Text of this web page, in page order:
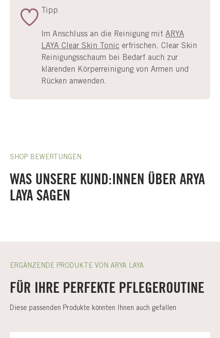
Tipp
Im Anschluss an die Reinigung mit ARYA
LAYA Clear Skin Tonic erfrischen. Clear Skin
Reinigungsschaum bei Bedarf auch zur
klärenden Körperreinigung von Armen und
Rücken anwenden.
SHOP BEWERTUNGEN
WAS UNSERE KUND:INNEN ÜBER ARYA
LAYA SAGEN
ERGÄNZENDE PRODUKTE VON ARYA LAYA
FÜR IHRE PERFEKTE PFLEGEROUTINE
Diese passenden Produkte könnten Ihnen auch gefallen